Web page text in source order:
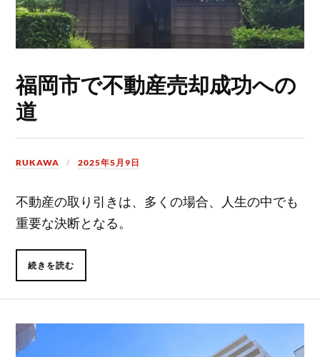
福岡市で不動産売却成功への
道
RUKAWA 2025年5月9日
不動産の取り引きは、多くの場合、人生の中でも
重要な決断となる。
続きを読む